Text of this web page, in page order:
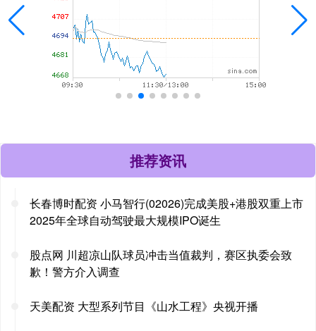
推荐资讯
长春博时配资 小马智行(02026)完成美股+港股双重上市
2025年全球自动驾驶最大规模IPO诞生
股点网 川超凉山队球员冲击当值裁判，赛区执委会致
歉！警方介入调查
天美配资 大型系列节目《山水工程》央视开播